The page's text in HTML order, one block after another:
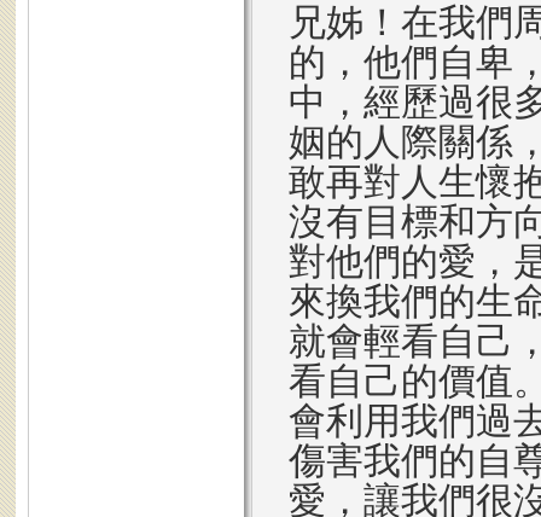
兄姊！在我們
的，他們自卑
中，經歷過很
姻的人際關係
敢再對人生懷
沒有目標和方
對他們的愛，
來換我們的生
就會輕看自己
看自己的價值
會利用我們過
傷害我們的自
愛，讓我們很